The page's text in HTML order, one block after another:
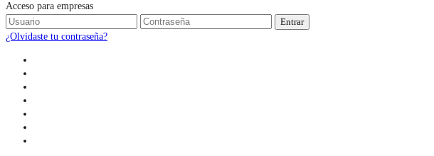
Acceso para empresas
Entrar
¿Olvidaste tu contraseña?